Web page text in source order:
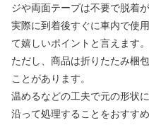
ジや両面テープは不要で脱着が
実際に到着後すぐに車内で使
て嬉しいポイントと言えます。
ただし、商品は折りたたみ梱
ことがあります。
温めるなどの工夫で元の形状
沿って処理することをおすすめ